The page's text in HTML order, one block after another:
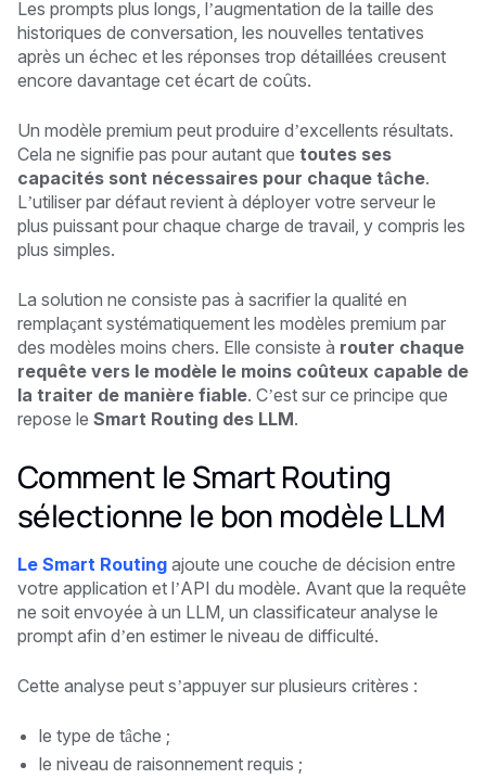
Les prompts plus longs, l’augmentation de la taille des
historiques de conversation, les nouvelles tentatives
après un échec et les réponses trop détaillées creusent
encore davantage cet écart de coûts.
Un modèle premium peut produire d’excellents résultats.
Cela ne signifie pas pour autant que toutes ses
capacités sont nécessaires pour chaque tâche.
L’utiliser par défaut revient à déployer votre serveur le
plus puissant pour chaque charge de travail, y compris les
plus simples.
La solution ne consiste pas à sacrifier la qualité en
remplaçant systématiquement les modèles premium par
des modèles moins chers. Elle consiste à router chaque
requête vers le modèle le moins coûteux capable de
la traiter de manière fiable. C’est sur ce principe que
repose le Smart Routing des LLM.
Comment le Smart Routing
sélectionne le bon modèle LLM
Le Smart Routing ajoute une couche de décision entre
votre application et l’API du modèle. Avant que la requête
ne soit envoyée à un LLM, un classificateur analyse le
prompt afin d’en estimer le niveau de difficulté.
Cette analyse peut s’appuyer sur plusieurs critères :
le type de tâche ;
le niveau de raisonnement requis ;